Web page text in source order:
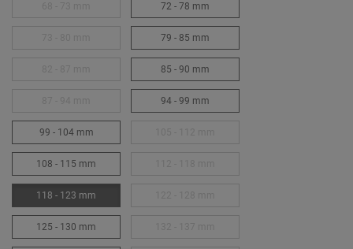
72 - 78 mm
79 - 85 mm
85 - 90 mm
94 - 99 mm
99 - 104 mm
108 - 115 mm
118 - 123 mm
125 - 130 mm